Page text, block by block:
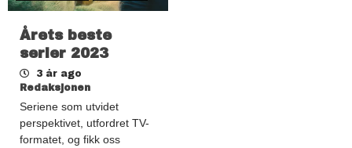
Årets beste
serier 2023
3 år ago
Redaksjonen
Seriene som utvidet
perspektivet, utfordret TV-
formatet, og fikk oss